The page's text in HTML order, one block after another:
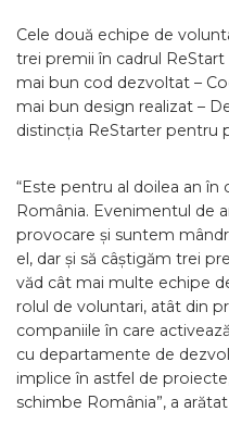
Cele două echipe de
trei premii în cadrul
mai bun cod dezvoltat –
mai bun design realizat –
distincția ReStarter pentru
“Este pentru al doilea an
România. Evenimentul de
provocare și suntem
el, dar și să câștigăm trei
văd cât mai multe echipe
rolul de voluntari, atât din
companiile în care
cu departamente de
implice în astfel de
schimbe România”, a